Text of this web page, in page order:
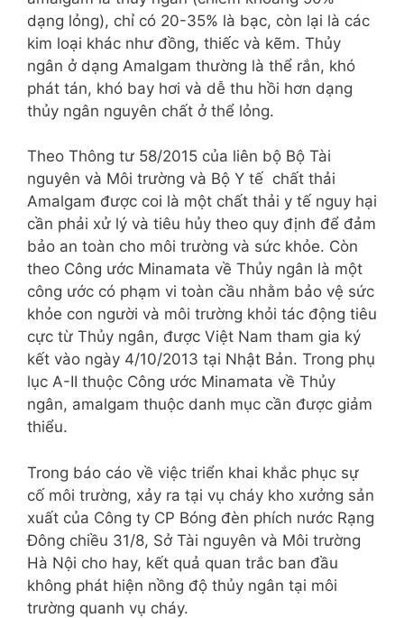
dạng lỏng), chỉ có 20-35% là bạc, còn lại là các
kim loại khác như đồng, thiếc và kẽm. Thủy
ngân ở dạng Amalgam thường là thể rắn, khó
phát tán, khó bay hơi và dễ thu hồi hơn dạng
thủy ngân nguyên chất ở thể lỏng.
Theo Thông tư 58/2015 của liên bộ Bộ Tài
nguyên và Môi trường và Bộ Y tế chất thải
Amalgam được coi là một chất thải y tế nguy hại
cần phải xử lý và tiêu hủy theo quy định để đảm
bảo an toàn cho môi trường và sức khỏe. Còn
theo Công ước Minamata về Thủy ngân là một
công ước có phạm vi toàn cầu nhằm bảo vệ sức
khỏe con người và môi trường khỏi tác động tiêu
cực từ Thủy ngân, được Việt Nam tham gia ký
kết vào ngày 4/10/2013 tại Nhật Bản. Trong phụ
lục A-II thuộc Công ước Minamata về Thủy
ngân, amalgam thuộc danh mục cần được giảm
thiểu.
Trong báo cáo về việc triển khai khắc phục sự
cố môi trường, xảy ra tại vụ cháy kho xưởng sản
xuất của Công ty CP Bóng đèn phích nước Rạng
Đông chiều 31/8, Sở Tài nguyên và Môi trường
Hà Nội cho hay, kết quả quan trắc ban đầu
không phát hiện nồng độ thủy ngân tại môi
trường quanh vụ cháy.